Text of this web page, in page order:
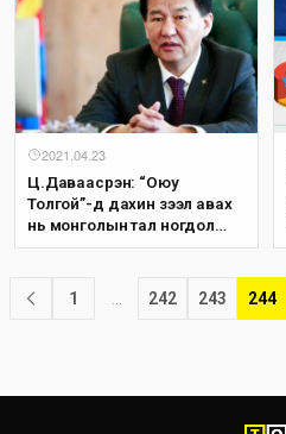
2021.04.23
Ц.Даваасүрэн: “Оюу
Толгой”-д дахин зээл авах
нь монголын тал ногдол
ашгаа хүртэх боломжгүй
улам баталгаажуулна
1 242 243 244